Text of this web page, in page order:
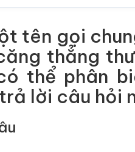
tên gọi
thẳng
thể phân
lời câu hỏi